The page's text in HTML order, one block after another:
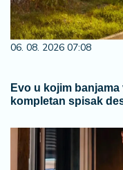
06. 08. 2026 07:08
Evo u kojim
kompletan spisak